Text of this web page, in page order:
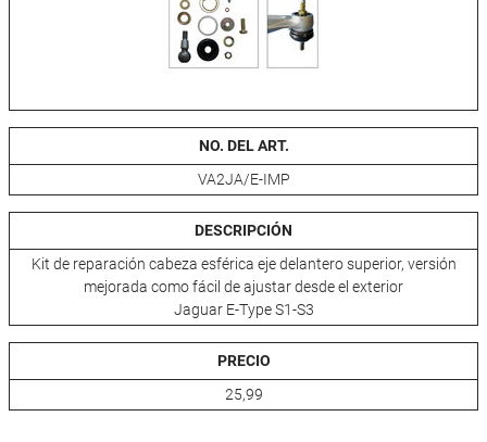
NO. DEL ART.
VA2JA/E-IMP
DESCRIPCIÓN
Kit de reparación cabeza esférica eje delantero superior, versión
mejorada como fácil de ajustar desde el exterior
Jaguar E-Type S1-S3
PRECIO
25,99